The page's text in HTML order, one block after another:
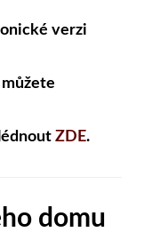
verzi
ZDE.
domu